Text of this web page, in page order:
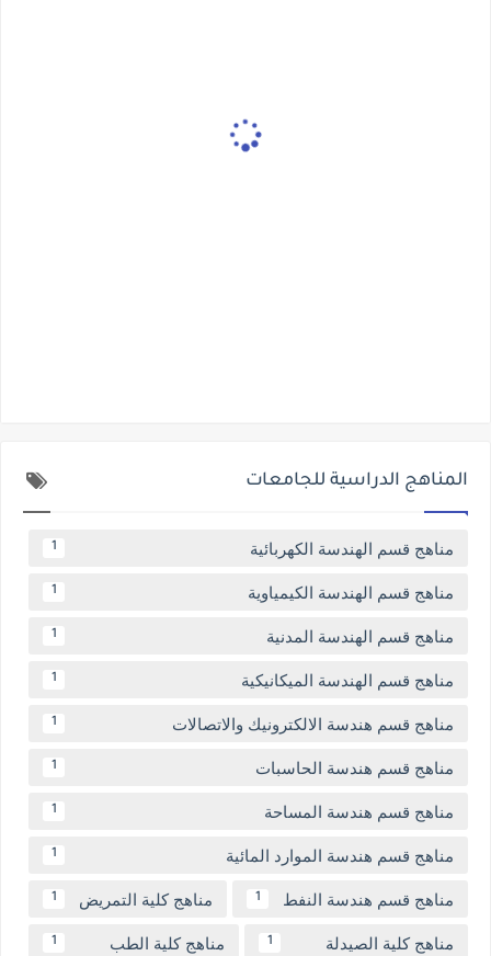
المناهج الدراسية للجامعات
مناهج قسم الهندسة الكهربائية 1
مناهج قسم الهندسة الكيمياوية 1
مناهج قسم الهندسة المدنية 1
مناهج قسم الهندسة الميكانيكية 1
مناهج قسم هندسة الالكترونيك والاتصالات 1
مناهج قسم هندسة الحاسبات 1
مناهج قسم هندسة المساحة 1
مناهج قسم هندسة الموارد المائية 1
مناهج قسم هندسة النفط 1 مناهج كلية التمريض 1
مناهج كلية الصيدلة 1 مناهج كلية الطب 1